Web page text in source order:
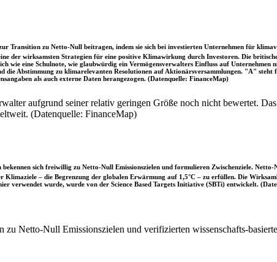
Transition zu Netto-Null beitragen, indem sie sich bei investierten Unternehmen für
der wirksamsten Strategien für eine positive Klimawirkung durch Investoren. Die
wie eine Schulnote, wie glaubwürdig ein Vermögensverwalters Einfluss auf
die Abstimmung zu klimarelevanten Resolutionen auf Aktionärsversammlungen. "A"
als auch externe Daten herangezogen. (Datenquelle: FinanceMap)
aufgrund seiner relativ geringen Größe noch nicht bewertet.
(Datenquelle: FinanceMap)
sich freiwillig zu Netto-Null Emissionszielen und formulieren Zwischenziele.
Klimaziele – die Begrenzung der globalen Erwärmung auf 1,5°C – zu erfüllen. Die
verwendet wurde, wurde von der Science Based Targets Initiative (SBTi) entwickelt.
Netto-Null Emissionszielen und verifizierten wissenschafts-